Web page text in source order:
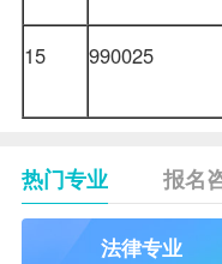
15 990025
热门专业 报名
法律专业